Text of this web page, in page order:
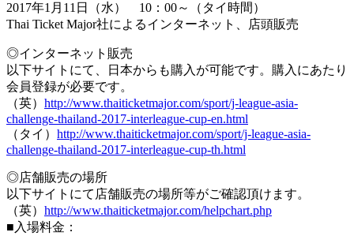
2017年1月11日（水） 10：00～（タイ時間）
Thai Ticket Major社によるインターネット、店頭販売
◎インターネット販売
以下サイトにて、日本からも購入が可能です。購入にあたり
会員登録が必要です。
（英） http://www.thaiticketmajor.com/sport/j-league-asia-
challenge-thailand-2017-interleague-cup-en.html
（タイ） http://www.thaiticketmajor.com/sport/j-league-asia-
challenge-thailand-2017-interleague-cup-th.html
◎店舗販売の場所
以下サイトにて店舗販売の場所等がご確認頂けます。
（英） http://www.thaiticketmajor.com/helpchart.php
■入場料金：